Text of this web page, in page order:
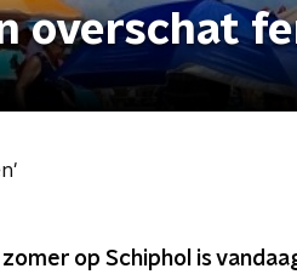
overschat
op Schiphol is